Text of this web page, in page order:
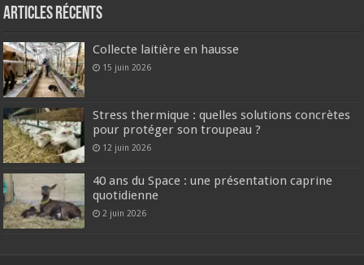
Articles récents
Collecte laitière en hausse
15 juin 2026
Stress thermique : quelles solutions concrètes
pour protéger son troupeau ?
12 juin 2026
40 ans du Space : une présentation caprine
quotidienne
2 juin 2026